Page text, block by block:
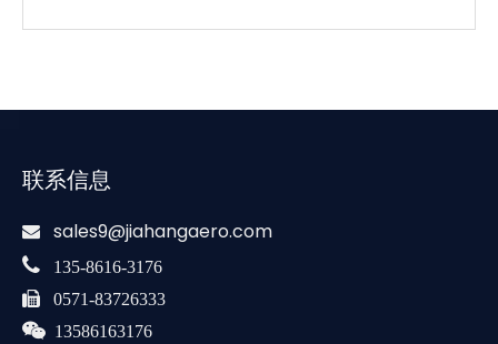
联系信息
 sales9@jiahangaero.com
 135-8616-3176
 0571-83726333
 13586163176